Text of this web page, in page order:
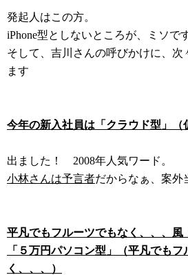
発起人はこの方。
iPhone型としないところが、ミソで
そして、吉川さんの呼びかけに、次
ます
今年の新入社員は「クラウド型」（
出ました！ 2008年人気ワード。
小林さんは予言者だからなぁ、案外
平凡でもフルーツでもなく、、、風
「５万円パソコン型」（平凡でも
く、、、）